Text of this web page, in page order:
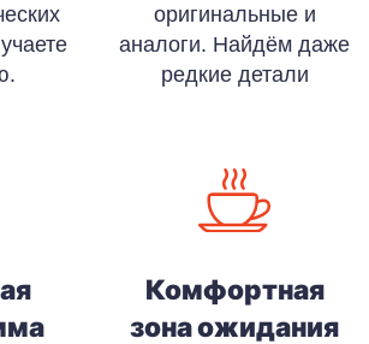
оригинальные и
аналоги. Найдём даже
редкие детали
Комфортная
зона ожидания